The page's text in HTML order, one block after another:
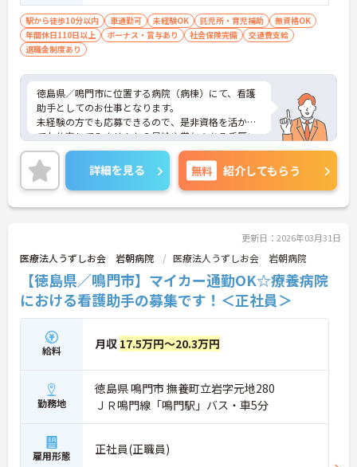
駅から徒歩10分以内 車通勤可 未経験OK 託児所・育児補助
無資格OK
年間休日110日以上
ボーナス・賞与あり 社会保険完備
交通費支給
退職金制度あり
徳島県／鳴門市に位置する病院（病棟）にて、看護
助手としてのお仕事となります。
未経験の方でも応募できるので、是非資格を活かし
てお仕事してみませんか？昇給や賞与のある手厚い
待遇なので、とてもやりがいのある環境となってお
ります！
ご興味ある方は面接ポイントをお伝えしますので、
お気軽にお問い合わせください♪
詳細を見る 無料 紹介してもらう
更新日：2026年03月31日
医療法人うずしお会 岩朝病院 医療法人うずしお会 岩朝病院
【徳島県／鳴門市】マイカー通勤OK☆療養病院
における看護助手の募集です！＜正社員＞
給料 月収 17.5万円～20.3万円
勤務地
徳島県 鳴門市 撫養町立岩字元地280
ＪＲ鳴門線「鳴門駅」バス・車5分
雇用形態 正社員(正職員)